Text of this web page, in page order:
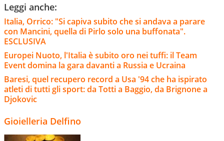
Leggi anche:
Italia, Orrico: "Si capiva subito che si andava a parare
con Mancini, quella di Pirlo solo una buffonata".
ESCLUSIVA
Europei Nuoto, l'Italia è subito oro nei tuffi: il Team
Event domina la gara davanti a Russia e Ucraina
Baresi, quel recupero record a Usa '94 che ha ispirato
atleti di tutti gli sport: da Totti a Baggio, da Brignone a
Djokovic
Gioielleria Delfino